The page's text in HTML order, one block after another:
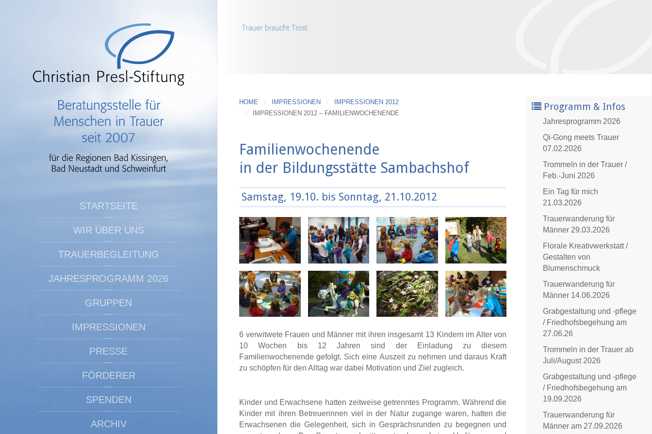
STARTSEITE
WIR ÜBER UNS
TRAUERBEGLEITUNG
JAHRESPROGRAMM 2026
GRUPPEN
IMPRESSIONEN
PRESSE
FÖRDERER
SPENDEN
ARCHIV
HOME IMPRESSIONEN
IMPRESSIONEN 2012
IMPRESSIONEN 2012 – FAMILIENWOCHENENDE
Familienwochenende
in der Bildungsstätte Sambachshof
Samstag, 19.10. bis Sonntag, 21.10.2012
6 verwitwete Frauen und Männer mit ihren insgesamt 13 Kindern im Alter von
10 Wochen bis 12 Jahren sind der Einladung zu diesem
Familienwochenende gefolgt. Sich eine Auszeit zu nehmen und daraus Kraft
zu schöpfen für den Alltag war dabei Motivation und Ziel zugleich.
Kinder und Erwachsene hatten zeitweise getrenntes Programm. Während die
Kinder mit ihren Betreuerinnen viel in der Natur zugange waren, hatten die
Erwachsenen die Gelegenheit, sich in Gesprächsrunden zu begegnen und
Programm & Infos
Jahresprogramm 2026
Qi-Gong meets Trauer
07.02.2026
Trommeln in der Trauer /
Feb.-Juni 2026
Ein Tag für mich
21.03.2026
Trauerwanderung für
Männer 29.03.2026
Florale Kreativwerkstatt /
Gestalten von
Blumenschmuck
Trauerwanderung für
Männer 14.06.2026
Grabgestaltung und -pflege
/ Friedhofsbegehung am
27.06.26
Trommeln in der Trauer ab
Juli/August 2026
Grabgestaltung und -pflege
/ Friedhofsbegehung am
19.09.2026
Trauerwanderung für
Männer am 27.09.2026